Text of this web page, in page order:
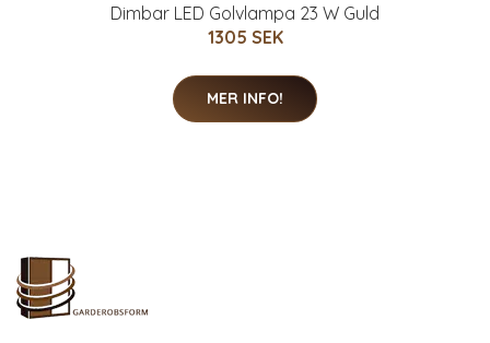
Dimbar LED Golvlampa 23 W Guld
1305 SEK
MER INFO!